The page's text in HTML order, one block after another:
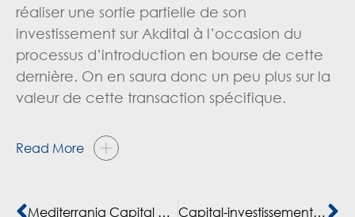
réaliser une sortie partielle de son
investissement sur Akdital à l’occasion du
processus d’introduction en bourse de cette
dernière. On en saura donc un peu plus sur la
valeur de cette transaction spécifique.
Read More
Mediterrania Capital Partners se désengage du carrossier marocain CECI Capital-investissement : davantage d’ETI dans le viseur de Mediterrania capital partners